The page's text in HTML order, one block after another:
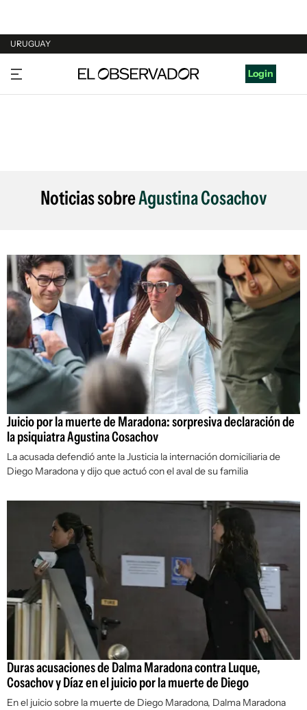
URUGUAY
URUGUAY
ARGENTINA
Login
Noticias sobreAgustina Cosachov
Juicio por la muerte de Maradona: sorpresiva declaración de
la psiquiatra Agustina Cosachov
La acusada defendió ante la Justicia la internación domiciliaria de
Diego Maradona y dijo que actuó con el aval de su familia
Duras acusaciones de Dalma Maradona contra Luque,
Cosachov y Díaz en el juicio por la muerte de Diego
En el juicio sobre la muerte de Diego Maradona, Dalma Maradona